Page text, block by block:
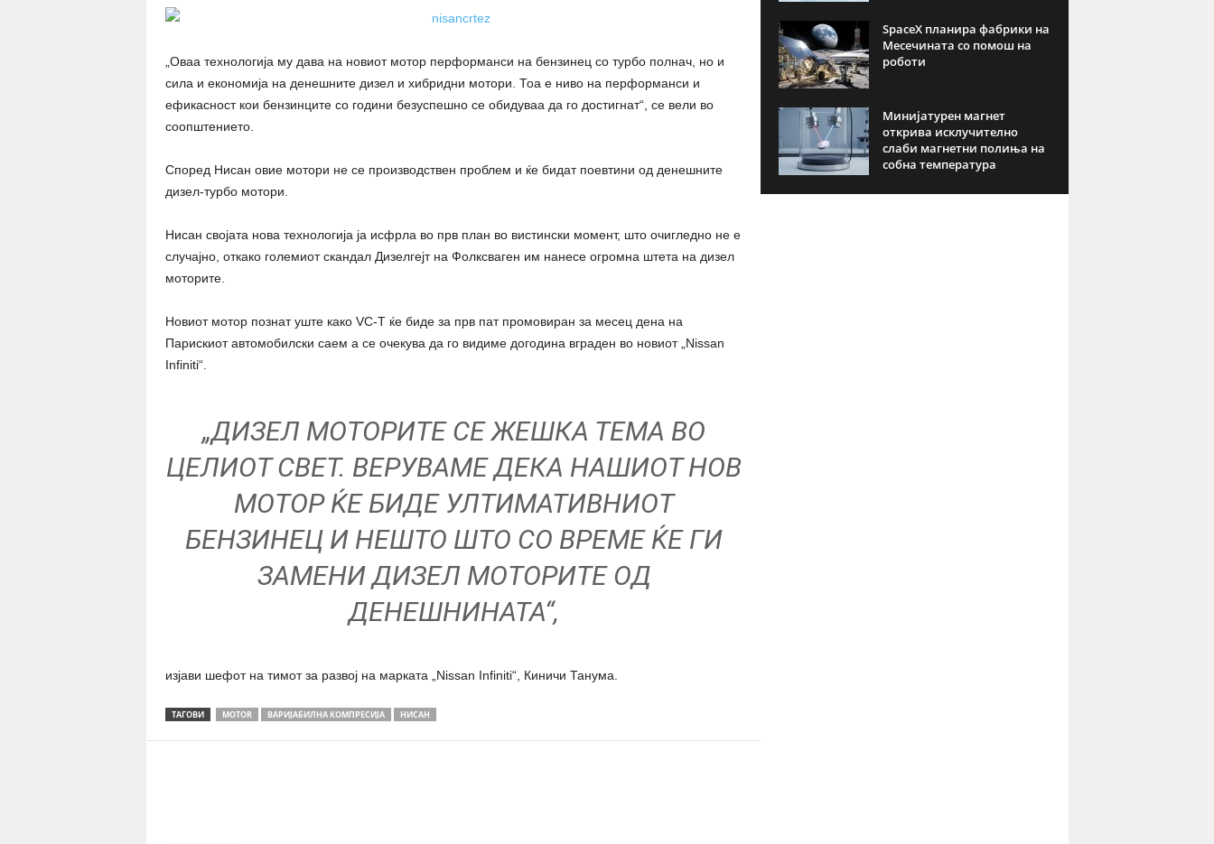
„Оваа технологија му дава на новиот мотор перформанси на бензинец со турбо полнач, но и
сила и економија на денешните дизел и хибридни мотори. Тоа е ниво на перформанси и
ефикасност кои бензинците со години безуспешно се обидуваа да го достигнат“, се вели во
соопштението.
Според Нисан овие мотори не се производствен проблем и ќе бидат поевтини од денешните
дизел-турбо мотори.
Нисан својата нова технологија ја исфрла во прв план во вистински момент, што очигледно не е
случајно, откако големиот скандал Дизелгејт на Фолксваген им нанесе огромна штета на дизел
моторите.
Новиот мотор познат уште како VC-T ќе биде за прв пат промовиран за месец дена на
Парискиот автомобилски саем а се очекува да го видиме догодина вграден во новиот „Nissan
Infiniti“.
„ДИЗЕЛ МОТОРИТЕ СЕ ЖЕШКА ТЕМА ВО
ЦЕЛИОТ СВЕТ. ВЕРУВАМЕ ДЕКА НАШИОТ НОВ
МОТОР ЌЕ БИДЕ УЛТИМАТИВНИОТ
БЕНЗИНЕЦ И НЕШТО ШТО СО ВРЕМЕ ЌЕ ГИ
ЗАМЕНИ ДИЗЕЛ МОТОРИТЕ ОД
ДЕНЕШНИНАТА“,
изјави шефот на тимот за развој на марката „Nissan Infiniti“, Киничи Танума.
ТАГОВИ MOTOR ВАРИЈАБИЛНА КОМПРЕСИЈА НИСАН
SpaceX планира фабрики на
Месечината со помош на
роботи
Минијатурен магнет
открива исклучително
слаби магнетни полиња на
собна температура